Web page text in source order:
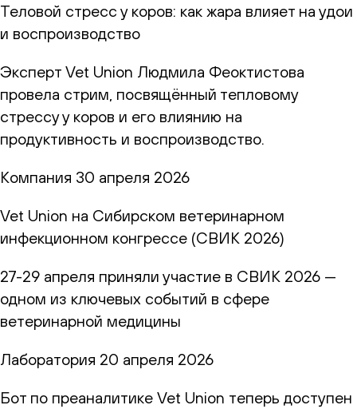
Теловой стресс у коров: как жара влияет на удои
и воспроизводство
Эксперт Vet Union Людмила Феоктистова
провела стрим, посвящённый тепловому
стрессу у коров и его влиянию на
продуктивность и воспроизводство.
Компания 30 апреля 2026
Vet Union на Сибирском ветеринарном
инфекционном конгрессе (СВИК 2026)
27-29 апреля приняли участие в СВИК 2026 —
одном из ключевых событий в сфере
ветеринарной медицины
Лаборатория 20 апреля 2026
Бот по преаналитике Vet Union теперь доступен